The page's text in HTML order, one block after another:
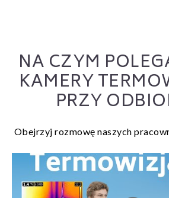
NA CZYM
KAMERY
PRZY
Obejrzyj rozmowę naszych